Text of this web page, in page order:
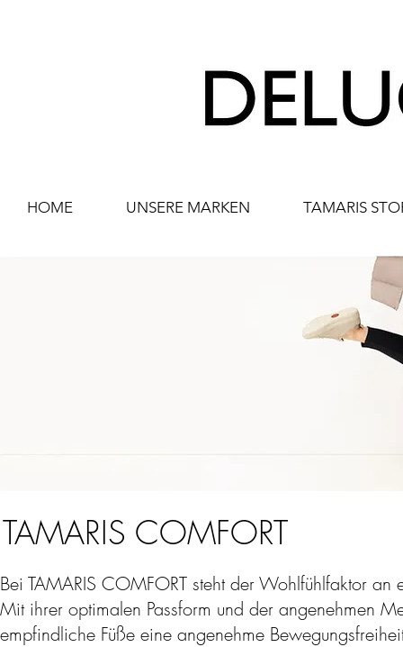
HOME UNSERE MARKEN TAMARIS
TAMARIS COMFORT
Bei TAMARIS COMFORT steht der Wohlfühlfaktor an
Mit ihrer optimalen Passform und der angenehmen
empfindliche Füße eine angenehme